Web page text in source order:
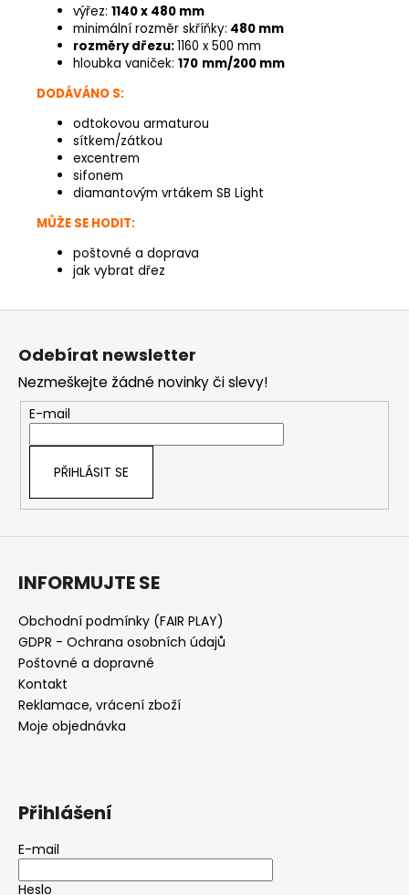
výřez: 1140 x 480 mm
minimální rozměr skříňky: 480 mm
rozměry dřezu:1160 x 500 mm
hloubka vaniček: 170 mm/200 mm
DODÁVÁNO S:
odtokovou armaturou
sítkem/zátkou
excentrem
sifonem
diamantovým vrtákem SB Light
MŮŽE SE HODIT:
poštovné a doprava
jak vybrat dřez
Z
Odebírat newsletter
Nezmeškejte žádné novinky či slevy!
E-mail
PŘIHLÁSIT SE
INFORMUJTE SE
Obchodní podmínky (FAIR PLAY)
GDPR - Ochrana osobních údajů
Poštovné a dopravné
Kontakt
Reklamace, vrácení zboží
Moje objednávka
Přihlášení
E-mail
Heslo